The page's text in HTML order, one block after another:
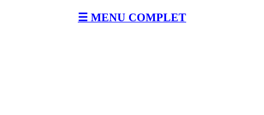
☰ MENU COMPLET